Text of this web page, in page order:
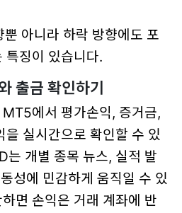
아니라 하락 방향에도 포
특징이 있습니다.
출금 확인하기
에서 평가손익, 증거금,
을 실시간으로 확인할 수 있
는 개별 종목 뉴스, 실적 발
성에 민감하게 움직일 수 있
면 손익은 거래 계좌에 반